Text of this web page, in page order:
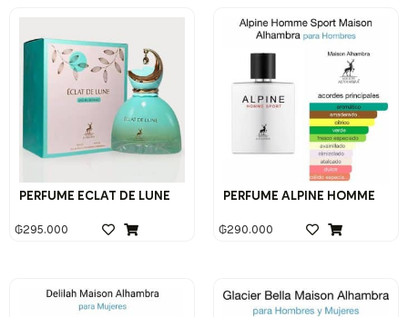
PERFUME ECLAT DE LUNE
₲295.000
PERFUME ALPINE HOMME
₲290.000